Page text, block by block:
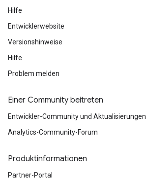
Hilfe
Entwicklerwebsite
Versionshinweise
Hilfe
Problem melden
Einer Community beitreten
Entwickler-Community und Aktualisierungen
Analytics-Community-Forum
Produktinformationen
Partner-Portal